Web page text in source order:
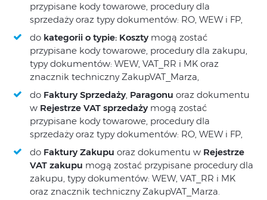
przypisane kody towarowe, procedury dla
sprzedaży oraz typy dokumentów: RO, WEW i FP,
do kategorii o typie: Koszty mogą zostać
przypisane kody towarowe, procedury dla zakupu,
typy dokumentów: WEW, VAT_RR i MK oraz
znacznik techniczny ZakupVAT_Marza,
do Faktury Sprzedaży, Paragonu oraz dokumentu
w Rejestrze VAT sprzedaży mogą zostać
przypisane kody towarowe, procedury dla
sprzedaży oraz typy dokumentów: RO, WEW i FP,
do Faktury Zakupu oraz dokumentu w Rejestrze
VAT zakupu mogą zostać przypisane procedury dla
zakupu, typy dokumentów: WEW, VAT_RR i MK
oraz znacznik techniczny ZakupVAT_Marza.